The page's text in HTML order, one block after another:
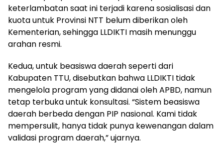
keterlambatan saat ini terjadi karena sosialisasi dan
kuota untuk Provinsi NTT belum diberikan oleh
Kementerian, sehingga LLDIKTI masih menunggu
arahan resmi.
Kedua, untuk beasiswa daerah seperti dari
Kabupaten TTU, disebutkan bahwa LLDIKTI tidak
mengelola program yang didanai oleh APBD, namun
tetap terbuka untuk konsultasi. “Sistem beasiswa
daerah berbeda dengan PIP nasional. Kami tidak
mempersulit, hanya tidak punya kewenangan dalam
validasi program daerah,” ujarnya.